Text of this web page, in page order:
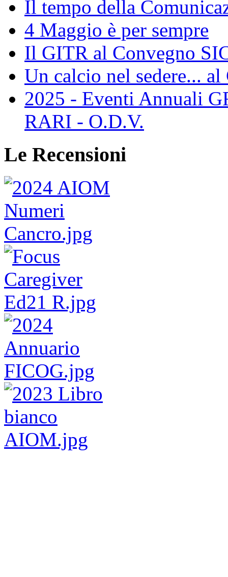
Il tempo della
4 Maggio è per sempre
Il GITR al Convegno
Un calcio nel sedere...
2025 - Eventi Annuali
RARI - O.D.V.
Le Recensioni